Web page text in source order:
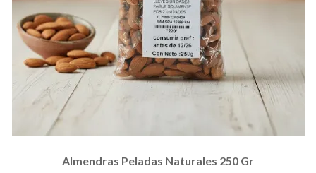
Almendras Peladas Naturales 250 Gr